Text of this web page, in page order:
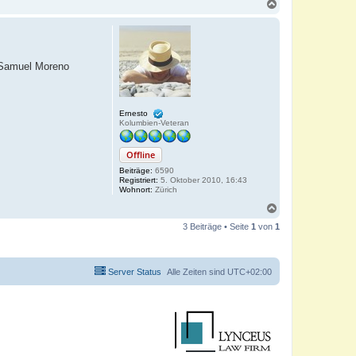
Ernesto
Kolumbien-Veteran
Offline
Beiträge: 6590
Registriert: 5. Oktober 2010, 16:43
Wohnort: Zürich
Moreno
c
b
n
3 Beiträge • Seite 1 von 1
Alle Zeiten sind UTC+02:00
Server Status